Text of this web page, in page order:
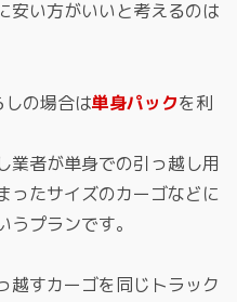
安い方がいいと考えるのは
の場合は単身パックを利
業者が単身での引っ越し用
ったサイズのカーゴなどに
プランです。
越すカーゴを同じトラック